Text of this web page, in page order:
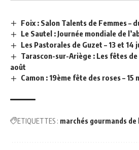
Foix : Salon Talents de Femmes –
Le Sautel : Journée mondiale de
Les Pastorales de Guzet – 13 et 14
Tarascon-sur-Ariège : Les fêtes de
août
Camon : 19ème fête des roses – 15
ETIQUETTES : marchés gourmands de